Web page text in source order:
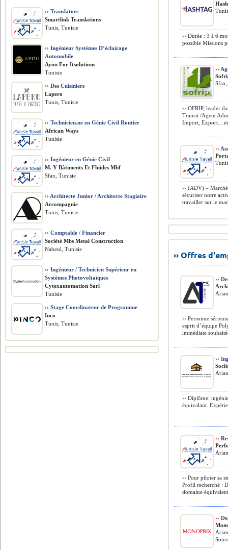
›› Durée : 3 à 6
possible Missions
››
›› OFRIP, leader
Transit /Agent
Import,
››
›› (ADV) –
sécuriser notre
travailler sur le
›› Offres
››
›› Personne
esprit d’équipe
immédiate
››
›› Diplôme:
équivalant.
››
›› Pour piloter sa
Profil recherché :
domaine
››
›› Translators
Smartlink Translations
Tunis, Tunisie
›› Ingénieur Systèmes D’éclairage
Automobile
Ayou For Itsolutions
Tunisie
›› Des Cuisiniers
Lapero
Tunis, Tunisie
›› Technicien.ne en Génie Civil Routier
African Ways
Tunisie
›› Ingénieur en Génie Civil
M. Y Bâtiments Et Fluides Mbf
Sfax, Tunisie
›› Architecte Junior / Architecte Stagiaire
Arcompagnie
Tunis, Tunisie
›› Comptable / Financier
Société Mbs Metal Construction
Nabeul, Tunisie
›› Ingénieur / Technicien Supérieur en
Systèmes Photovoltaïques
Cytexautomation Sarl
Tunisie
›› Stage Coordinateur de Programme
Inco
Tunis, Tunisie